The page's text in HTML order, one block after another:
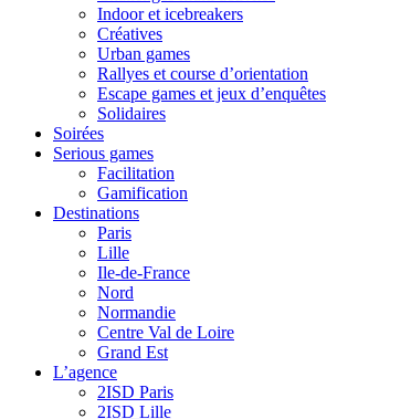
Indoor et icebreakers
Créatives
Urban games
Rallyes et course d’orientation
Escape games et jeux d’enquêtes
Solidaires
Soirées
Serious games
Facilitation
Gamification
Destinations
Paris
Lille
Ile-de-France
Nord
Normandie
Centre Val de Loire
Grand Est
L’agence
2ISD Paris
2ISD Lille